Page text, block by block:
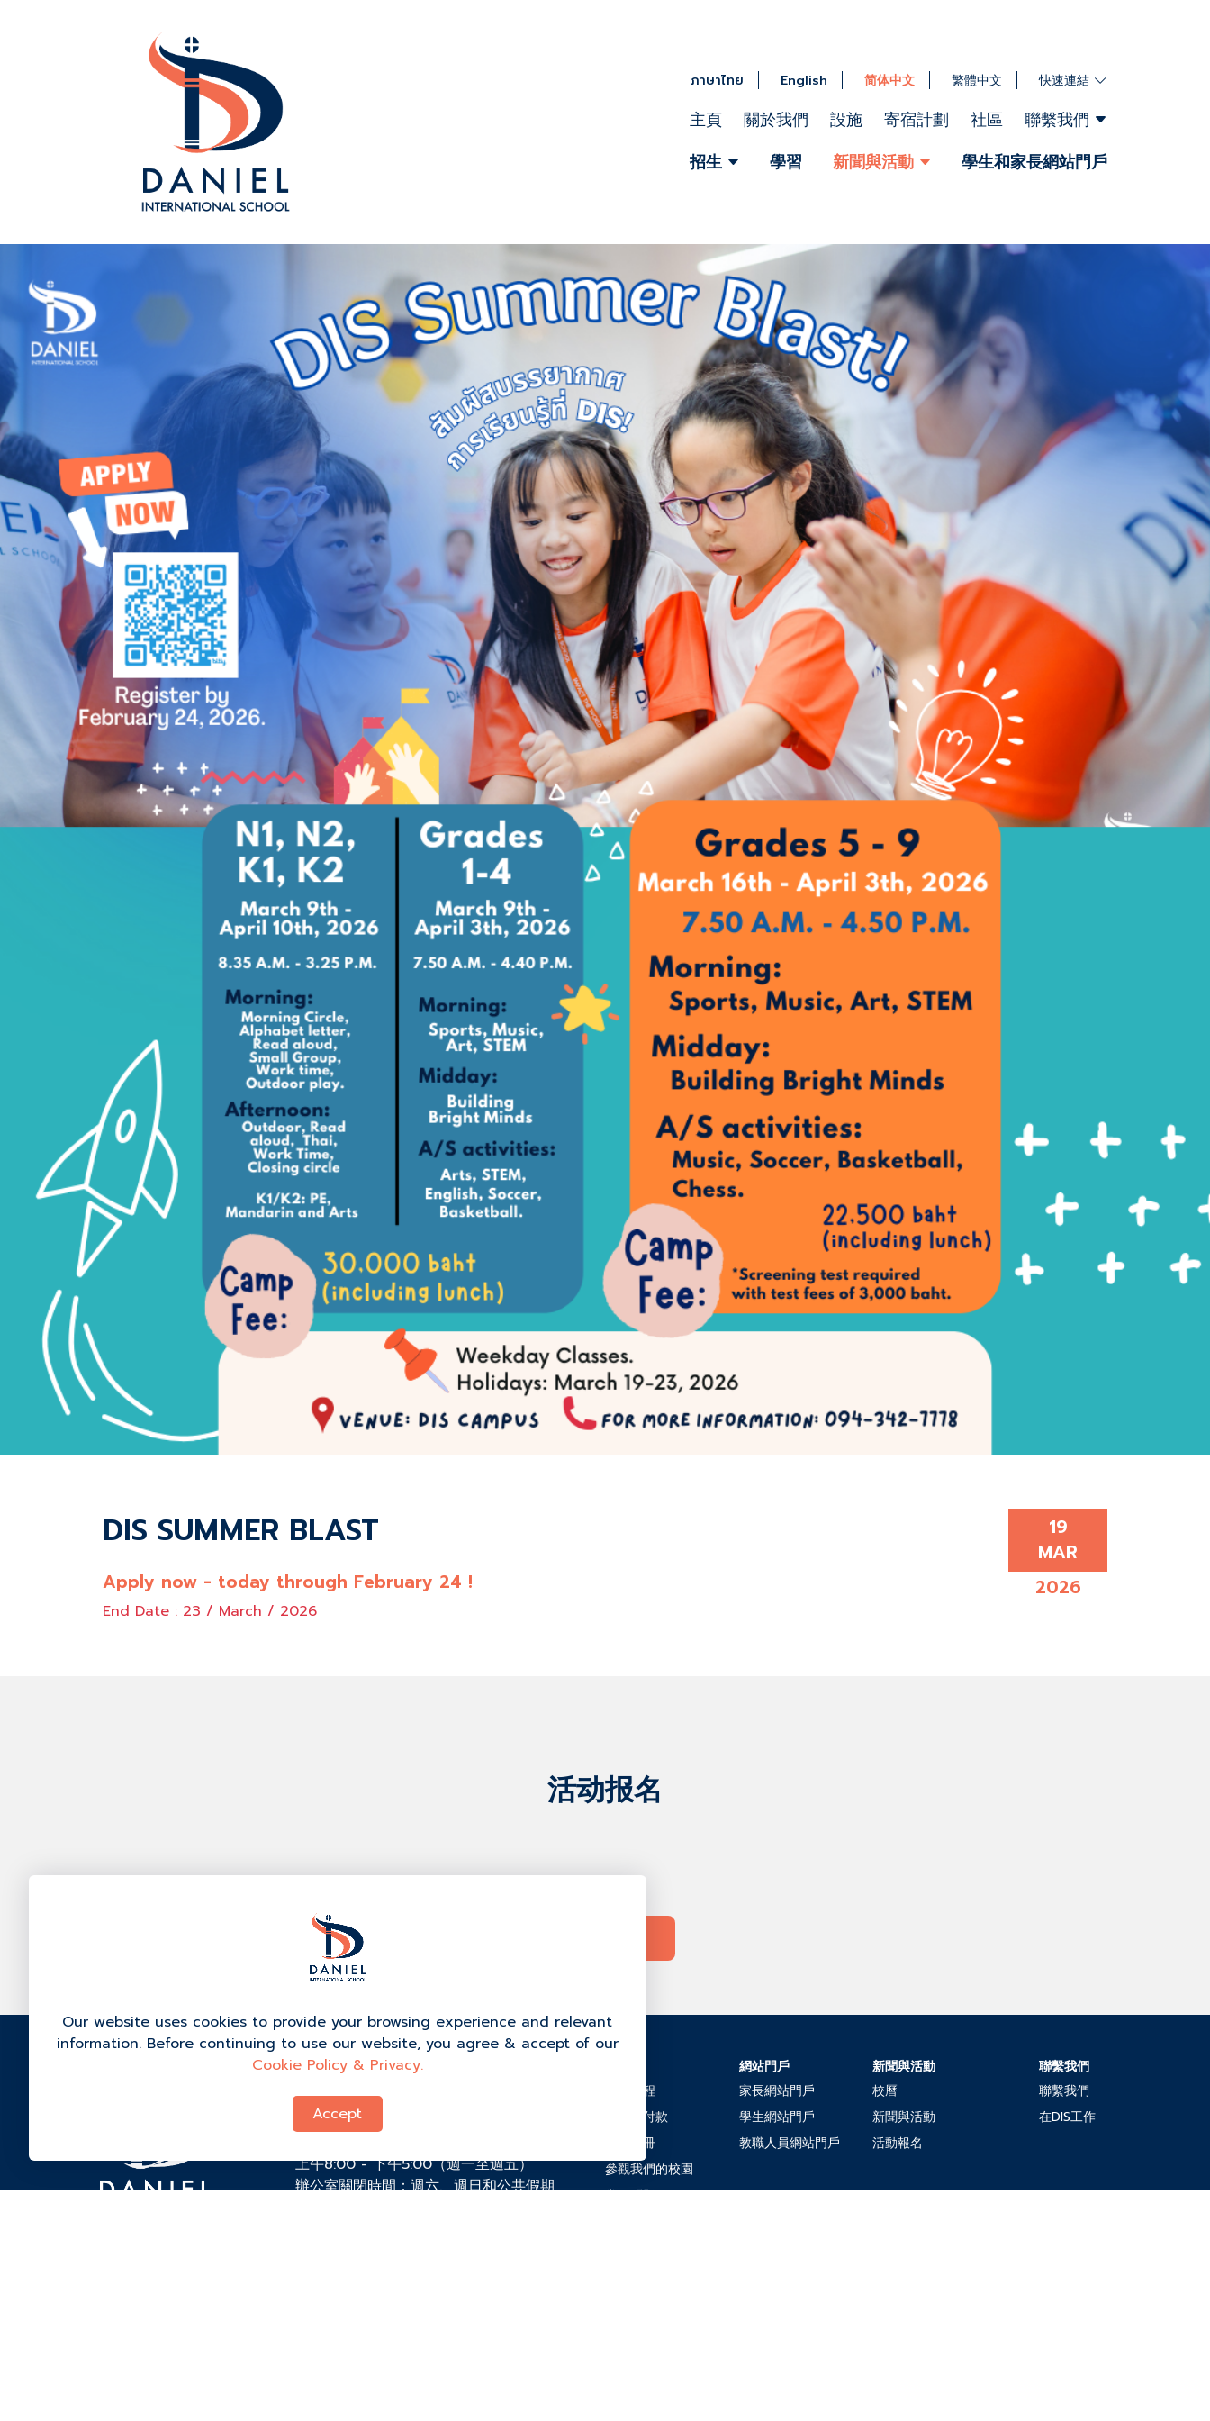
ภาษาไทย English 简体中文 繁體中文 快速連結
主頁 關於我們 設施 寄宿計劃 社區
聯繫我們
招生
學習 新聞與活動 學生和家長網站門戶
DIS SUMMER BLAST
Apply now - today through February 24 !
19
MAR
2026
End Date : 23 / March / 2026
活动报名
99/1 Ban Bo Chalok, Moo 4 Thung
Kong, Kanchanadit District, 素叻他尼
84290, 泰国
上午8:00 - 下午5:00（週一至週五）
辦公室關閉時間：週六、週日和公共假期
入學流程
學費及付款
電子手冊
參觀我們的校園
常見問題
網站門戶
家長網站門戶
學生網站門戶
教職人員網站門戶
新聞與活動
校曆
新聞與活動
活動報名
聯繫我們
聯繫我們
在DIS工作
Our website uses cookies to provide your browsing experience and relevant
information. Before continuing to use our website, you agree & accept of our
Cookie Policy & Privacy.
Accept